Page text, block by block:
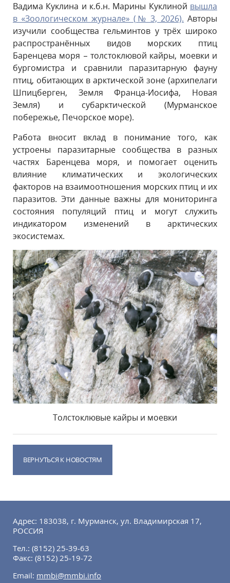
Вадима Куклина и к.б.н. Марины Куклиной вышла
в «Зоологическом журнале» (№ 3, 2026). Авторы
изучили сообщества гельминтов у трёх широко
распространённых видов морских птиц
Баренцева моря – толстоклювой кайры, моевки и
бургомистра и сравнили паразитарную фауну
птиц, обитающих в арктической зоне (архипелаги
Шпицберген, Земля Франца-Иосифа, Новая
Земля) и субарктической (Мурманское
побережье, Печорское море).
Работа вносит вклад в понимание того, как
устроены паразитарные сообщества в разных
частях Баренцева моря, и помогает оценить
влияние климатических и экологических
факторов на взаимоотношения морских птиц и их
паразитов. Эти данные важны для мониторинга
состояния популяций птиц и могут служить
индикатором изменений в арктических
экосистемах.
Толстоклювые кайры и моевки
ВЕРНУТЬСЯ К НОВОСТЯМ
Адрес: 183038, г. Мурманск, ул. Владимирская 17,
РОССИЯ
Тел.: (8152) 25-39-63
Факс: (8152) 25-19-72
Email: mmbi@mmbi.info